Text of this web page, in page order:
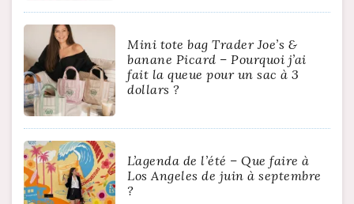
Mini tote bag Trader Joe’s &
banane Picard – Pourquoi j’ai
fait la queue pour un sac à 3
dollars ?
L’agenda de l’été – Que faire à
Los Angeles de juin à septembre
?